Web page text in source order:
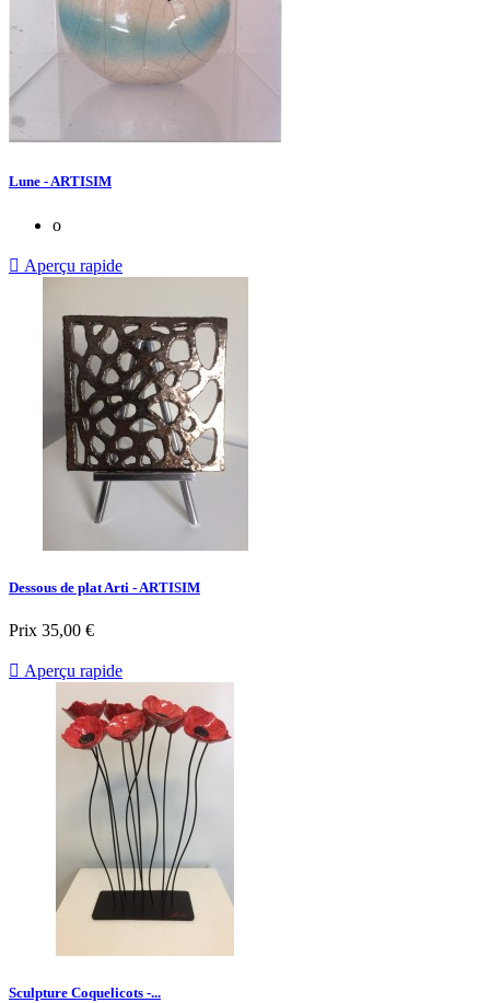
Lune - ARTISIM
o
 Aperçu rapide
Dessous de plat Arti - ARTISIM
Prix 35,00 €
 Aperçu rapide
Sculpture Coquelicots -...